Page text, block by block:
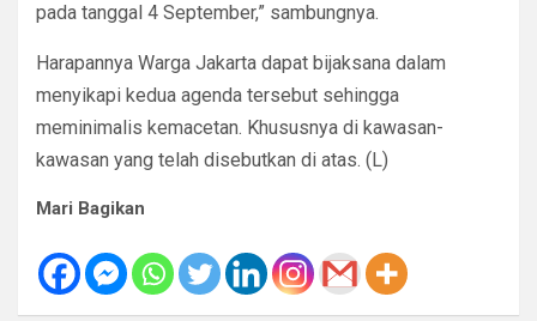
pada tanggal 4 September,” sambungnya.
Harapannya Warga Jakarta dapat bijaksana dalam
menyikapi kedua agenda tersebut sehingga
meminimalis kemacetan. Khususnya di kawasan-
kawasan yang telah disebutkan di atas. (L)
Mari Bagikan